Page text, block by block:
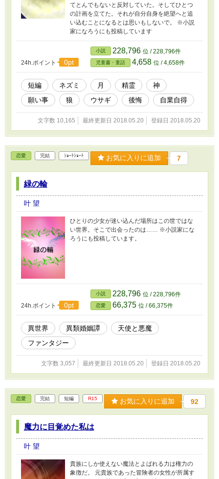
てとんでもないと反対していた。そしてひとつ
の計画を立てた。それが自分自身を絶望へと追
い込むことになるとは思いもしないで。 ※小説
家になろうにも投稿しています
24h.ポイント 0pt
小説 228,796 位 / 228,796件
児童書・童話 4,658 位 / 4,658件
短編 ネズミ 月 精霊
神
願い事
狼 ウサギ 後悔 自業自得
文字数 10,165 最終更新日 2018.05.20 登録日 2018.05.20
恋愛 完結 ｼｮｰﾄｼｮｰﾄ お気に入りに追加 7
緑の輪
叶 望
ひとりの少女が迷い込んだ場所はこの世ではな
い世界。そこで出会ったのは…… ※小説家にな
ろうにも投稿しています。
24h.ポイント 0pt
小説 228,796 位 / 228,796件
恋愛 66,375 位 / 66,375件
異世界 異類婚姻譚
天使と悪魔
ファンタジー
文字数 3,057 最終更新日 2018.05.20 登録日 2018.05.20
恋愛 完結 短編 R15 お気に入りに追加 92
魔力に目覚めた私は
叶 望
貴族にしか使えない魔法とよばれる力は権力の
象徴だ。 元貴族であった冒険者の女性が所属す